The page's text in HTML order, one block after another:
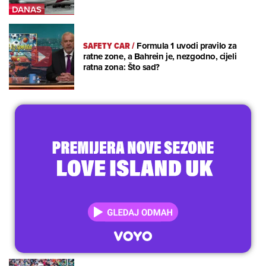
SAFETY CAR/Formula 1 uvodi pravilo za
ratne zone, a Bahrein je, nezgodno, cijeli
ratna zona: Što sad?